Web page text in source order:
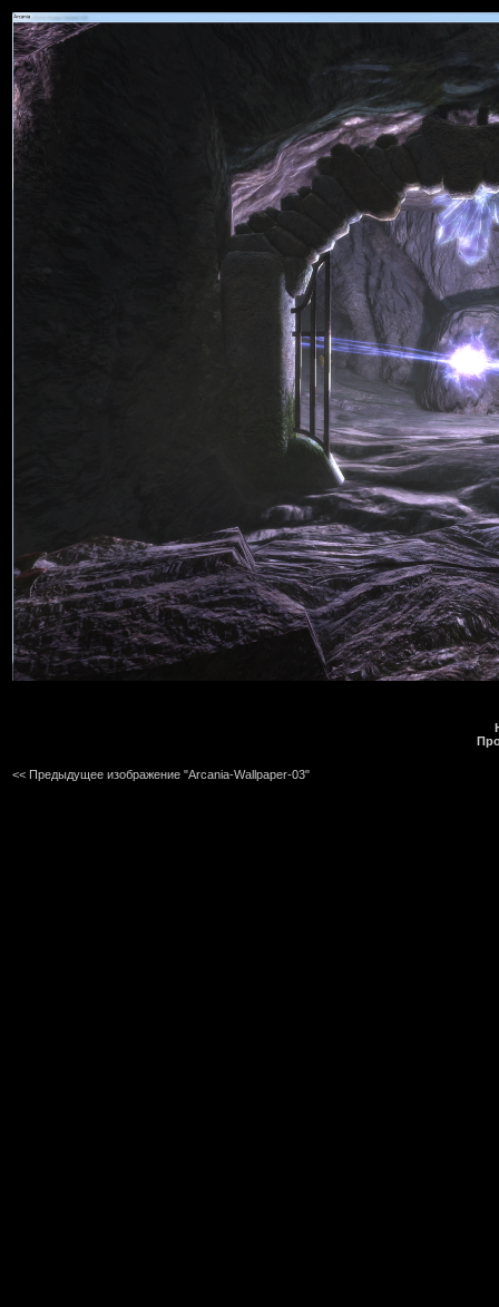
<< Предыдущее изображение "Arcania-Wallpaper-03"